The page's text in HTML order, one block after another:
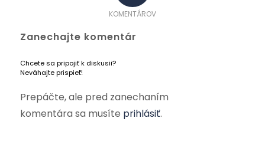
KOMENTÁROV
Zanechajte komentár
Chcete sa pripojiť k diskusii?
Neváhajte prispieť!
Prepáčte, ale pred zanechaním
komentára sa musíte prihlásiť.